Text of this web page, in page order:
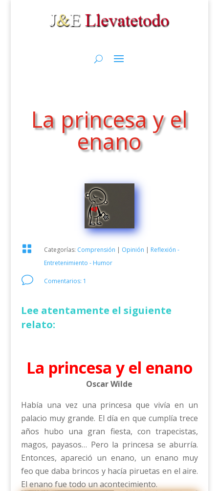
La princesa y el
enano
 Categorías: Comprensión | Opinión | Reflexión -
Entretenimiento - Humor
v Comentarios: 1
Lee atentamente el siguiente
relato:
La princesa y el enano
Oscar Wilde
Había una vez una princesa que vivía en un
palacio muy grande. El día en que cumplía trece
años hubo una gran fiesta, con trapecistas,
magos, payasos… Pero la princesa se aburría.
Entonces, apareció un enano, un enano muy
feo que daba brincos y hacía piruetas en el aire.
El enano fue todo un acontecimiento.